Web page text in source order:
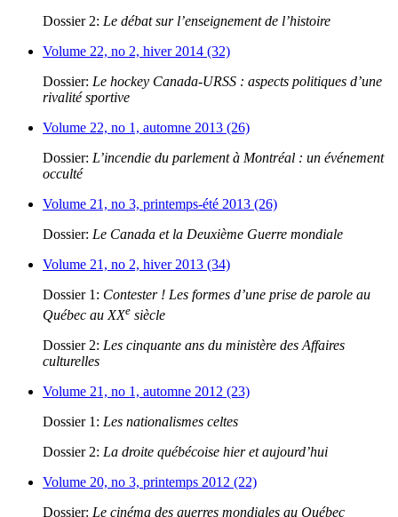
Dossier 2: Le débat sur l’enseignement de l’histoire
Volume 22, no 2, hiver 2014 (32)
Dossier: Le hockey Canada-URSS : aspects politiques d’une
rivalité sportive
Volume 22, no 1, automne 2013 (26)
Dossier: L’incendie du parlement à Montréal : un événement
occulté
Volume 21, no 3, printemps-été 2013 (26)
Dossier: Le Canada et la Deuxième Guerre mondiale
Volume 21, no 2, hiver 2013 (34)
Dossier 1: Contester ! Les formes d’une prise de parole au
Québec au XXe siècle
Dossier 2: Les cinquante ans du ministère des Affaires
culturelles
Volume 21, no 1, automne 2012 (23)
Dossier 1: Les nationalismes celtes
Dossier 2: La droite québécoise hier et aujourd’hui
Volume 20, no 3, printemps 2012 (22)
Dossier: Le cinéma des guerres mondiales au Québec